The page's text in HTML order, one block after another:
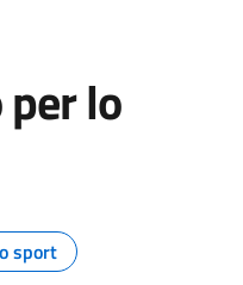
lo
pagina
sport